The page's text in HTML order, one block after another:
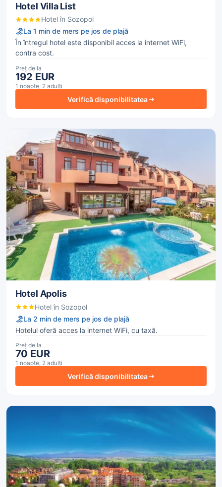
Hotel Villa List
Hotel în Sozopol
La 1 min de mers pe jos de plajă
În întregul hotel este disponibil acces la internet WiFi,
contra cost.
Preț de la
192 EUR
1 noapte, 2 adulți
Verifică disponibilitatea
Hotel Apolis
Hotel în Sozopol
La 2 min de mers pe jos de plajă
Hotelul oferă acces la internet WiFi, cu taxă.
Preț de la
70 EUR
1 noapte, 2 adulți
Verifică disponibilitatea